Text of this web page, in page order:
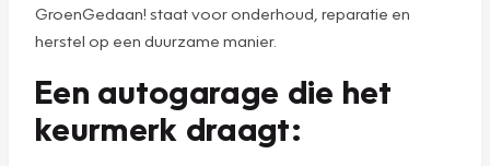
GroenGedaan! staat voor onderhoud, reparatie en
herstel op een duurzame manier.
Een autogarage die het
keurmerk draagt: